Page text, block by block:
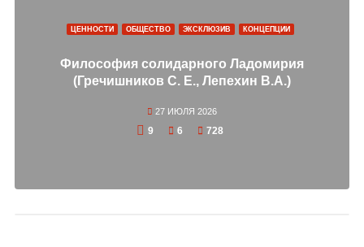
ЦЕННОСТИ ОБЩЕСТВО ЭКСКЛЮЗИВ КОНЦЕПЦИИ
Философия солидарного Ладомирия
(Гречишников С. Е., Лепехин В.А.)
27 ИЮЛЯ 2026
9 6 728